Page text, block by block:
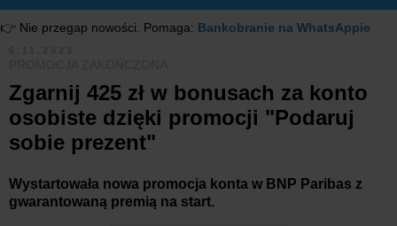
👉 Nie przegap nowości. Pomaga: Bankobranie na WhatsAppie
Zgarnij 425 zł w bonusach za konto
osobiste dzięki promocji "Podaruj
sobie prezent"
Wystartowała nowa promocja konta w BNP Paribas z
gwarantowaną premią na start.